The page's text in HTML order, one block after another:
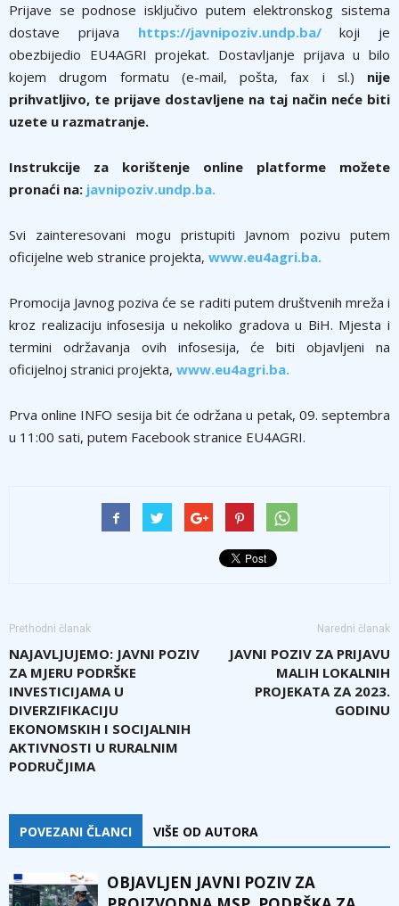
Prijave se podnose isključivo putem elektronskog sistema
dostave prijava https://javnipoziv.undp.ba/koji je
obezbijedio EU4AGRI projekat. Dostavljanje prijava u bilo
kojem drugom formatu (e-mail, pošta, fax i sl.) nije
prihvatljivo, te prijave dostavljene na taj način neće biti
uzete u razmatranje.
Instrukcije za korištenje online platforme možete
pronaći na: javnipoziv.undp.ba.
Svi zainteresovani mogu pristupiti Javnom pozivu putem
oficijelne web stranice projekta, www.eu4agri.ba.
Promocija Javnog poziva će se raditi putem društvenih mreža i
kroz realizaciju infosesija u nekoliko gradova u BiH. Mjesta i
termini održavanja ovih infosesija, će biti objavljeni na
oficijelnoj stranici projekta, www.eu4agri.ba.
Prva online INFO sesija bit će održana u petak, 09. septembra
u 11:00 sati, putem Facebook stranice EU4AGRI.
Prethodni članak
NAJAVLJUJEMO: JAVNI POZIV
ZA MJERU PODRŠKE
INVESTICIJAMA U
DIVERZIFIKACIJU
EKONOMSKIH I SOCIJALNIH
AKTIVNOSTI U RURALNIM
PODRUČJIMA
Naredni članak
JAVNI POZIV ZA PRIJAVU
MALIH LOKALNIH
PROJEKATA ZA 2023.
GODINU
POVEZANI ČLANCI VIŠE OD AUTORA
OBJAVLJEN JAVNI POZIV ZA